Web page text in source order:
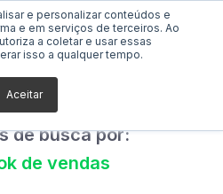
e personalizar conteúdos e
e em serviços de terceiros. Ao
a coletar e usar essas
isso a qualquer tempo.
Aceitar
0
de busca por:
de vendas